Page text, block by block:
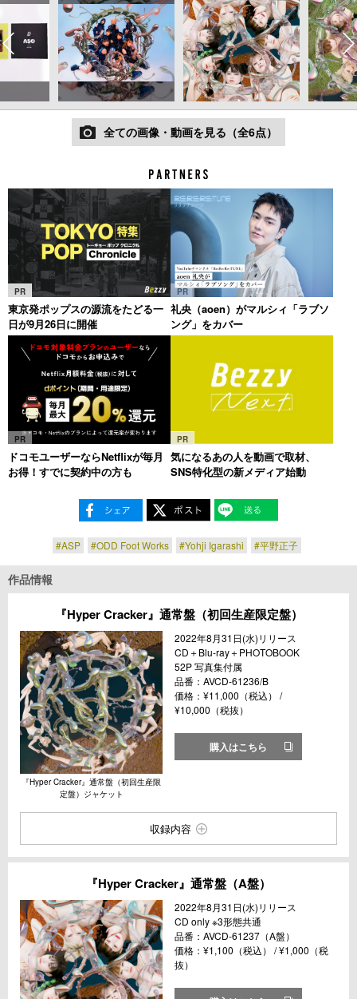
全ての画像・動画を見る（全6点）
PR
東京発ポップスの源流をたどる一
日が9月26日に開催
PR
礼央（aoen）がマルシィ「ラブソ
ング」をカバー
PR
ドコモユーザーならNetflixが毎月
お得！すでに契約中の方も
PR
気になるあの人を動画で取材、
SNS特化型の新メディア始動
#ASP #ODD Foot Works #Yohji Igarashi #平野正子
作品情報
『Hyper Cracker』通常盤（初回生産限定盤）
『Hyper Cracker』通常盤（初回生産限
定盤）ジャケット
2022年8月31日(水)リリース
CD＋Blu-ray＋PHOTOBOOK
52P 写真集付属
品番：AVCD-61236/B
価格：¥11,000（税込） /
¥10,000（税抜）
購入はこちら
収録内容
『Hyper Cracker』通常盤（A盤）
2022年8月31日(水)リリース
CD only ※3形態共通
品番：AVCD-61237（A盤）
価格：¥1,100（税込） / ¥1,000（税
抜）